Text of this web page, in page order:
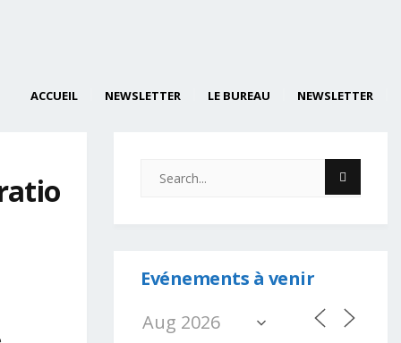
ACCUEIL NEWSLETTER LE BUREAU NEWSLETTER
Evénements à venir